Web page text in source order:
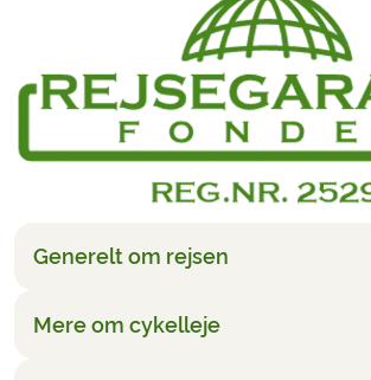
Generelt om rejsen
Prisen er baseret på, at man rejser to
Mere om cykelleje